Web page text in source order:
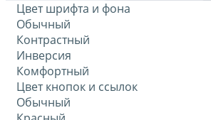
Цвет шрифта и фона
Обычный
Контрастный
Инверсия
Комфортный
Цвет кнопок и ссылок
Обычный